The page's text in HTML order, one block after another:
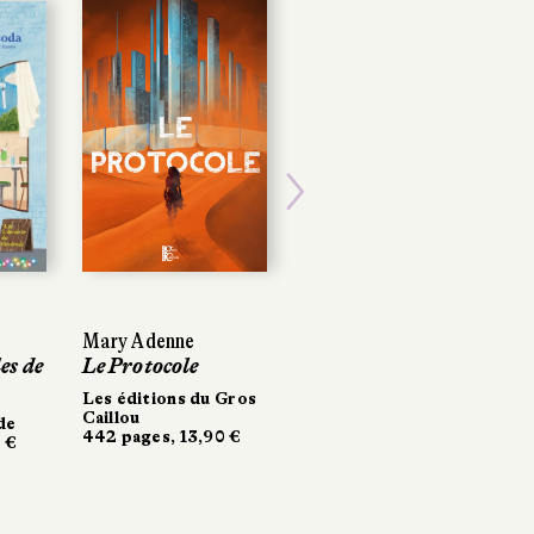
de
€
Mary Adenne
Le Protocole
Les éditions du Gros
Caillou
442 pages, 13,90 €
de
€
Mary Adenne
Le Protocole
Les éditions du Gros
Caillou
442 pages, 13,90 €